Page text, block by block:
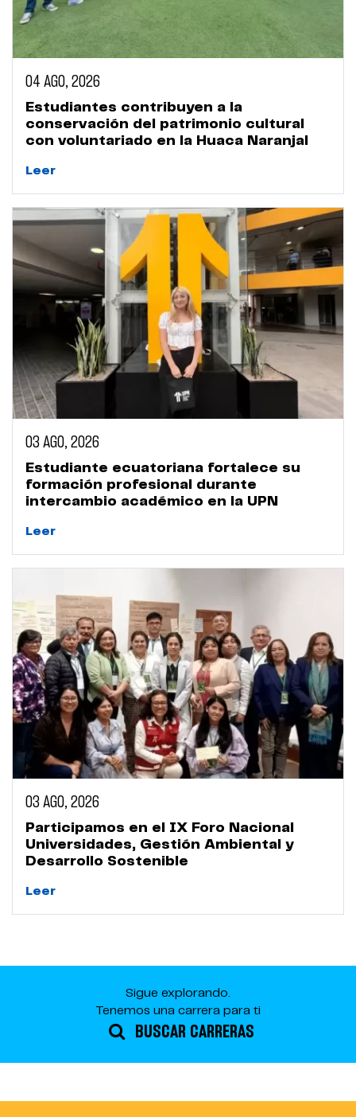
04 AGO, 2026
Estudiantes contribuyen a la
conservación del patrimonio cultural
con voluntariado en la Huaca Naranjal
Leer
03 AGO, 2026
Estudiante ecuatoriana fortalece su
formación profesional durante
intercambio académico en la UPN
Leer
03 AGO, 2026
Participamos en el IX Foro Nacional
Universidades, Gestión Ambiental y
Desarrollo Sostenible
Leer
Sigue explorando.
Tenemos una carrera para ti
BUSCAR CARRERAS